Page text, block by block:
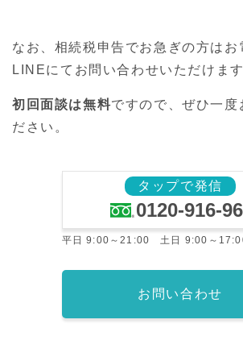
なお、相続税申告でお急ぎの方はお
LINEにてお問い合わせいただけます
初回面談は無料ですので、ぜひ一度
ださい。
タップで発信
0120-916-
平日 9:00～21:00 土日 9:00～
お問い合わせ